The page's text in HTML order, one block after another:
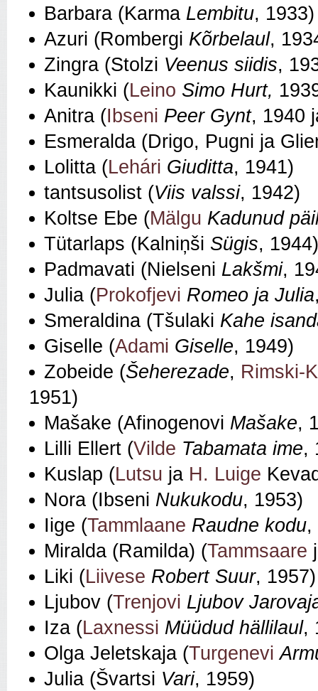
Barbara (Karma Lembitu, 1933)
Azuri (Rombergi Kõrbelaul,
Zingra (Stolzi Veenus siidis,
Kaunikki (Leino Simo Hurt,
Anitra (Ibseni Peer Gynt, 1940
Esmeralda (Drigo, Pugni ja
Lolitta (Lehári Giuditta, 1941)
tantsusolist (Viis valssi, 1942)
Koltse Ebe (Mälgu Kadunud
Tütarlaps (Kalniņši Sügis, 1944)
Padmavati (Nielseni Lakšmi,
Julia (Prokofjevi Romeo ja Julia
Smeraldina (Tšulaki Kahe
Giselle (Adami Giselle, 1949)
Zobeide (Šeherezade, Rimski-
1951)
Mašake (Afinogenovi Mašake,
Lilli Ellert (Vilde Tabamata ime,
Kuslap (Lutsu ja H. Luige
Nora (Ibseni Nukukodu, 1953)
Iige (Tammlaane Raudne kodu,
Miralda (Ramilda) (Tammsaare
Liki (Liivese Robert Suur, 1957)
Ljubov (Trenjovi Ljubov
Iza (Laxnessi Müüdud hällilaul,
Olga Jeletskaja (Turgenevi
Julia (Švartsi Vari, 1959)